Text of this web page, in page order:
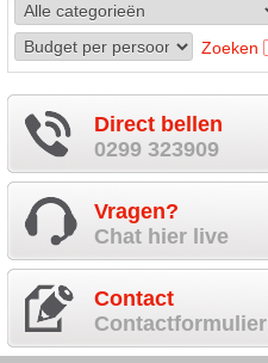
Zoeken
Direct bellen
0299 323909
Vragen?
Chat hier live
Contact
Contactformulier